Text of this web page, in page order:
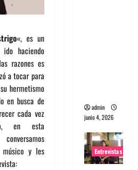
«, es un
haciendo
razones es
a tocar para
hermetismo
en busca de
cada vez
en esta
músico y les
admin
junio 4, 2026
Entrevistas